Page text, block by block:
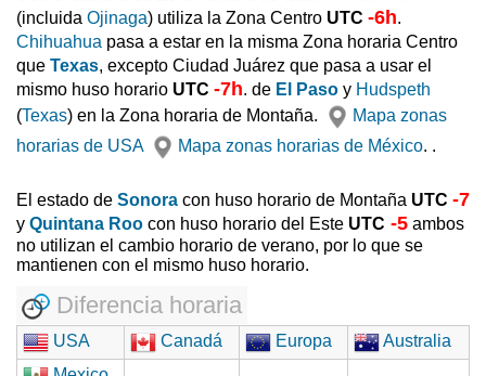
(incluida Ojinaga) utiliza la Zona Centro UTC -6h.
Chihuahua pasa a estar en la misma Zona horaria Centro
que Texas, excepto Ciudad Juárez que pasa a usar el
mismo huso horario UTC -7h. de El Paso y Hudspeth
(Texas) en la Zona horaria de Montaña.
Mapa zonas
horarias de USA
Mapa zonas horarias de México. .
El estado de Sonora con huso horario de Montaña UTC -7
y Quintana Roo con huso horario del Este UTC -5 ambos
no utilizan el cambio horario de verano, por lo que se
mantienen con el mismo huso horario.
Diferencia horaria
USA Canadá Europa
Australia